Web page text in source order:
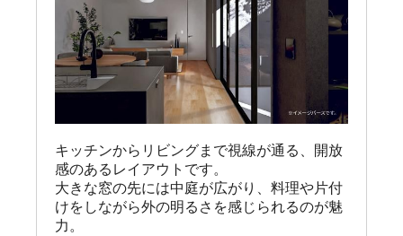
キッチンからリビングまで視線が通る、開放
感のあるレイアウトです。
大きな窓の先には中庭が広がり、料理や片付
けをしながら外の明るさを感じられるのが魅
力。